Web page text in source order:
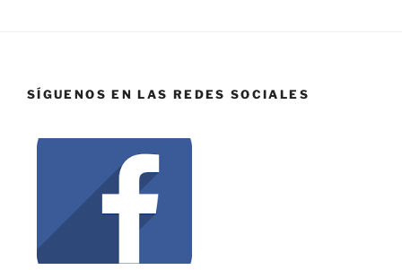
SÍGUENOS EN LAS REDES SOCIALES